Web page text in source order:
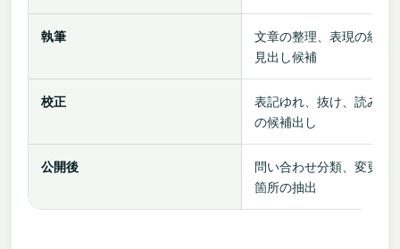
執筆
文章の整理、表現の統一
見出し候補
校正
表記ゆれ、抜け、読みづ
の候補出し
公開後
問い合わせ分類、変更候
箇所の抽出